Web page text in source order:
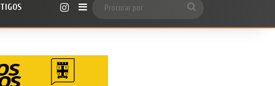
InstagramBarra Lateral
por